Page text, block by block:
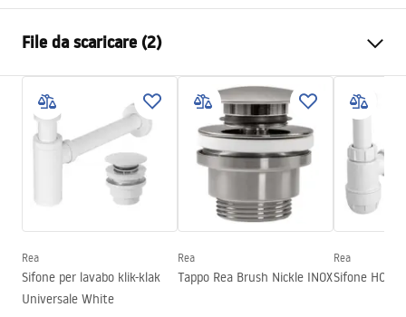
Materiale
Colore
Bianco, Bianco/Oro
Finitura
Lucido
Lunghezza
355mm
Larghezza
355mm
135mm
120mm
Forma
Foro rubinetto
NO
File da scaricare (2)
Istruzioni di montaggio
Basin.pdf
Condizioni di garanzia
Warranty_Terms_and_Conditions_Basins_-_5.pdf
Rea
Sifone per lavabo klik-klak
Universale White
Rea
Tappo Rea Brush Nickle INOX
Rea
Sifone HC2